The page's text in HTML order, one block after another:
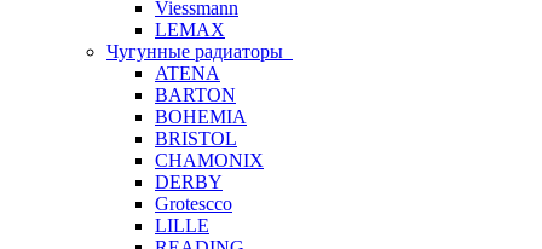
Viessmann
LEMAX
Чугунные радиаторы
ATENA
BARTON
BOHEMIA
BRISTOL
CHAMONIX
DERBY
Grotescco
LILLE